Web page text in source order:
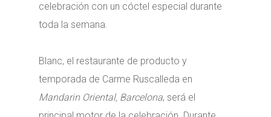
celebración con un cóctel especial durante
toda la semana.
Blanc, el restaurante de producto y
temporada de Carme Ruscalleda en
Mandarin Oriental, Barcelona, será el